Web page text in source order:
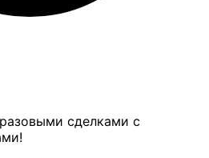
сделками с